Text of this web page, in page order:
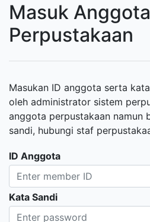
Masuk Anggota
Perpustakaan
Masukan ID anggota serta
oleh administrator sistem
anggota perpustakaan namun
sandi, hubungi staf
ID Anggota
Kata Sandi